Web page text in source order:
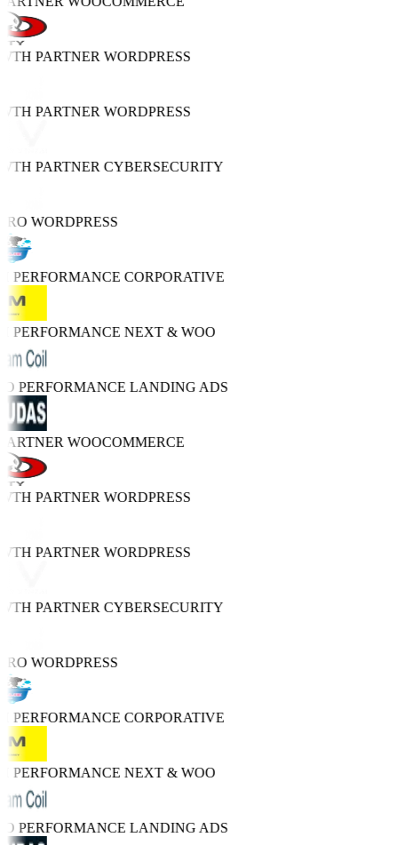
PARTNERWORDPRESS
PARTNERWORDPRESS
PARTNERCYBERSECURITY
WORDPRESS
PERFORMANCECORPORATIVE
PERFORMANCENEXT & WOO
PERFORMANCELANDING ADS
WOOCOMMERCE
PARTNERWORDPRESS
PARTNERWORDPRESS
PARTNERCYBERSECURITY
WORDPRESS
PERFORMANCECORPORATIVE
PERFORMANCENEXT & WOO
PERFORMANCELANDING ADS